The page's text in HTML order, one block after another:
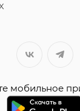
мобильное